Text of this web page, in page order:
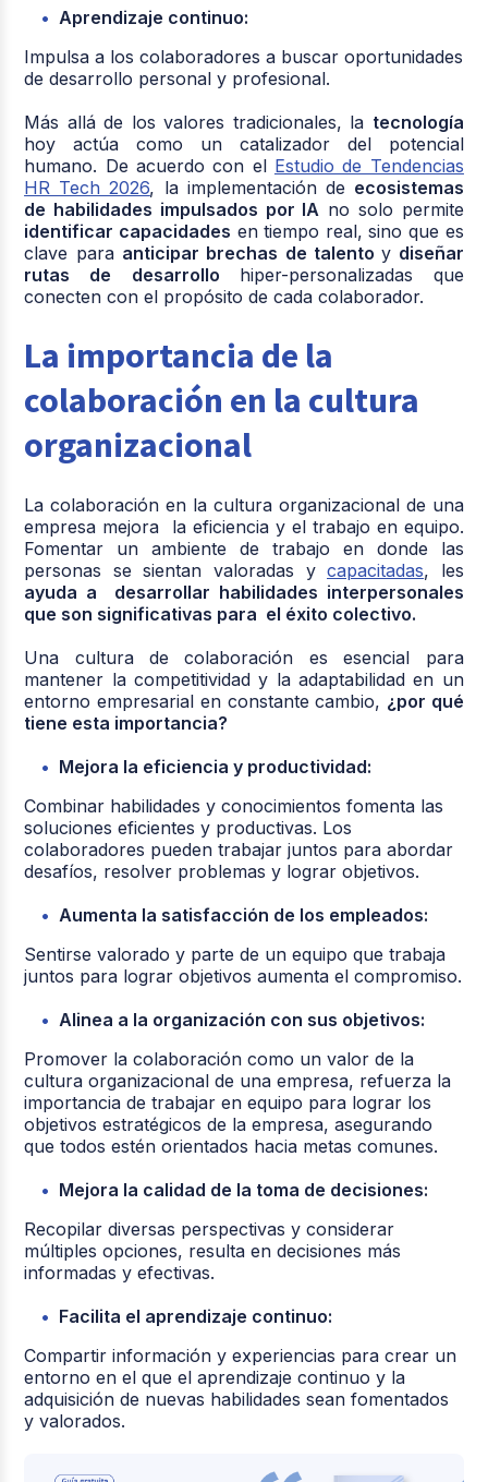
Aprendizaje continuo:
Impulsa a los colaboradores a buscar oportunidades
de desarrollo personal y profesional.
Más allá de los valores tradicionales, la tecnología
hoy actúa como un catalizador del potencial
humano. De acuerdo con el Estudio de Tendencias
HR Tech 2026, la implementación de ecosistemas
de habilidades impulsados por IA no solo permite
identificar capacidades en tiempo real, sino que es
clave para anticipar brechas de talentoy diseñar
rutas de desarrollo hiper-personalizadas que
conecten con el propósito de cada colaborador.
La importancia de la
colaboración en la cultura
organizacional
La colaboración en la cultura organizacional de una
empresa mejora la eficiencia y el trabajo en equipo.
Fomentar un ambiente de trabajo en donde las
personas se sientan valoradas ycapacitadas, les
ayuda a desarrollar habilidades interpersonales
que son significativas para el éxito colectivo.
Una cultura de colaboración es esencial para
mantener la competitividad y la adaptabilidad en un
entorno empresarial en constante cambio, ¿por qué
tiene esta importancia?
Mejora la eficiencia y productividad:
Combinar habilidades y conocimientos fomenta las
soluciones eficientes y productivas. Los
colaboradores pueden trabajar juntos para abordar
desafíos, resolver problemas y lograr objetivos.
Aumenta la satisfacción de los empleados:
Sentirse valorado y parte de un equipo que trabaja
juntos para lograr objetivos aumenta el compromiso.
Alinea a la organización con sus objetivos:
Promover la colaboración como un valor de la
cultura organizacional de una empresa, refuerza la
importancia de trabajar en equipo para lograr los
objetivos estratégicos de la empresa, asegurando
que todos estén orientados hacia metas comunes.
Mejora la calidad de la toma de decisiones:
Recopilar diversas perspectivas y considerar
múltiples opciones, resulta en decisiones más
informadas y efectivas.
Facilita el aprendizaje continuo:
Compartir información y experiencias para crear un
entorno en el que el aprendizaje continuo y la
adquisición de nuevas habilidades sean fomentados
y valorados.